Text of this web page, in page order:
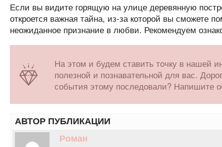
Если вы видите горящую на улице деревянную
откроется важная тайна, из-за которой вы сможете
неожиданное признание в любви. Рекомендуем
На этом и будем ставить точку в нашей
полезной и познавательной для вас.
события этому последовали? Напишите
АВТОР ПУБЛИКАЦИИ
Роман